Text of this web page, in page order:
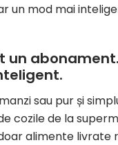
un mod mai
un
sau pur și
cozile de la
alimente livrate